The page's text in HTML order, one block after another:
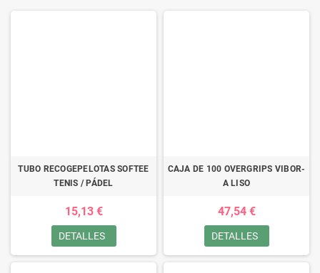
TUBO RECOGEPELOTAS SOFTEE
TENIS / PÁDEL
15,13 €
DETALLES
CAJA DE 100 OVERGRIPS VIBOR-
A LISO
47,54 €
DETALLES